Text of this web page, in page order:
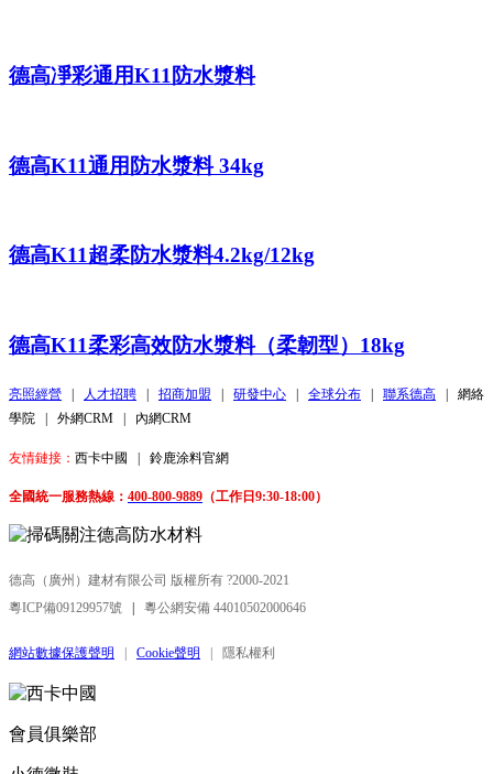
德高凈彩通用K11防水漿料
德高K11通用防水漿料 34kg
德高K11超柔防水漿料4.2kg/12kg
德高K11柔彩高效防水漿料（柔韌型）18kg
亮照經營 | 人才招聘 | 招商加盟 | 研發中心 | 全球分布 | 聯系德高 | 網絡
學院 | 外網CRM | 內網CRM
友情鏈接： 西卡中國 | 鈴鹿涂料官網
全國統一服務熱線： 400-800-9889 （工作日9:30-18:00）
德高（廣州）建材有限公司 版權所有 ?2000-2021
粵ICP備09129957號 | 粵公網安備 44010502000646
網站數據保護聲明 | Cookie聲明 | 隱私權利
會員俱樂部